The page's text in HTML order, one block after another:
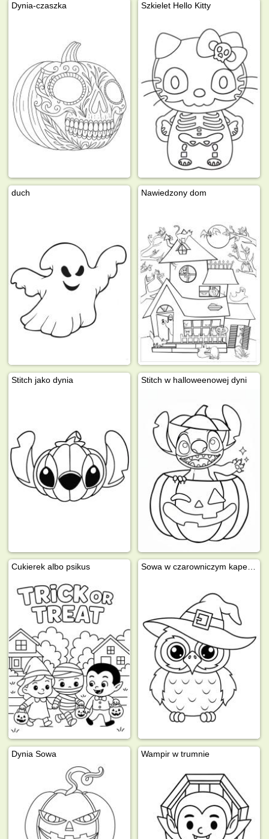
Dynia-czaszka Szkielet Hello Kitty
duch Nawiedzony dom
Stitch jako dynia Stitch w halloweenowej dyni
Cukierek albo psikus Sowa w czarowniczym kapeluszu
Dynia Sowa Wampir w trumnie